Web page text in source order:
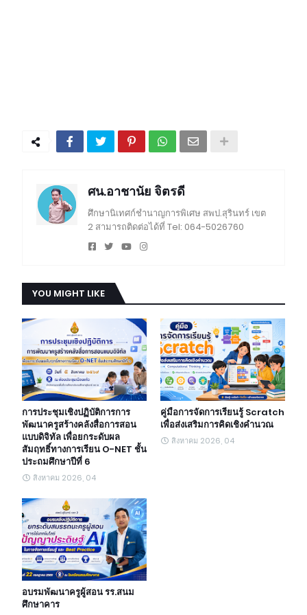
ศน.อาชานัย จิตรดี
ศึกษานิเทศก์ชำนาญการพิเศษ สพป.สุรินทร์ เขต
2 สามารถติดต่อได้ที่ Tel: 064-5026760
YOU MIGHT LIKE
การประชุมเชิงปฏิบัติการการ
พัฒนาครูสร้างคลังสื่อการสอน
แบบดิจิทัล เพื่อยกระดับผล
สัมฤทธิ์ทางการเรียน O-NET ชั้น
ประถมศึกษาปีที่ 6
สิงหาคม 2026, 04
คู่มือการจัดการเรียนรู้ Scratch
เพื่อส่งเสริมการคิดเชิงคำนวณ
สิงหาคม 2026, 04
อบรมพัฒนาครูผู้สอน รร.สนม
ศึกษาคาร